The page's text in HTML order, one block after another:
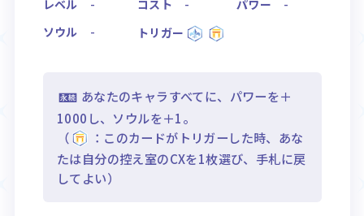
レベル - コスト - パワー
-
ソウル
- トリガー
あなたのキャラすべてに、パワーを＋
1000し、ソウルを＋1。
（
：このカードがトリガーした時、あな
たは自分の控え室のCXを1枚選び、手札に戻
してよい）